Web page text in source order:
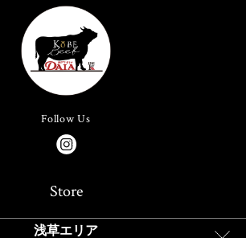
Follow Us
Store
浅草エリア